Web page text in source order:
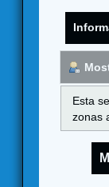
Esta
zonas